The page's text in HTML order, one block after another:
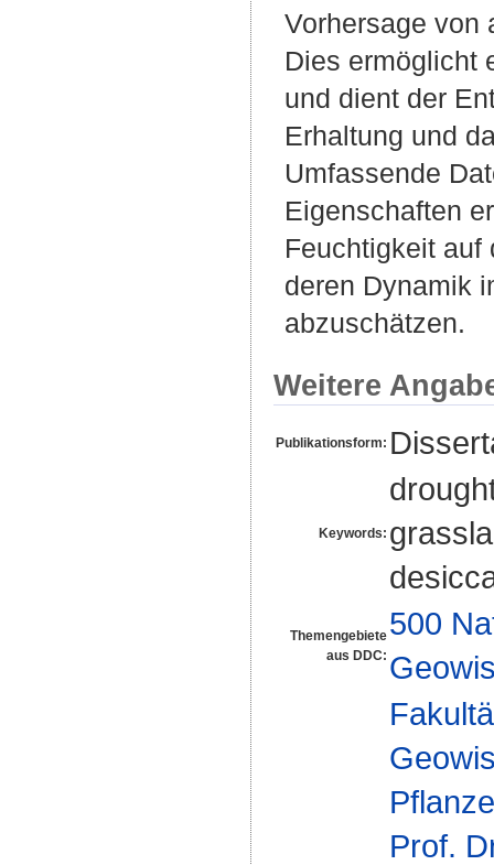
Vorhersage von
Dies ermöglicht
und dient der
Erhaltung und
Umfassende
Eigenschaften
Feuchtigkeit auf
deren Dynamik
abzuschätzen.
Weitere
Publikationsform:
Keywords:
Themengebiete
aus DDC:
500
Prof.